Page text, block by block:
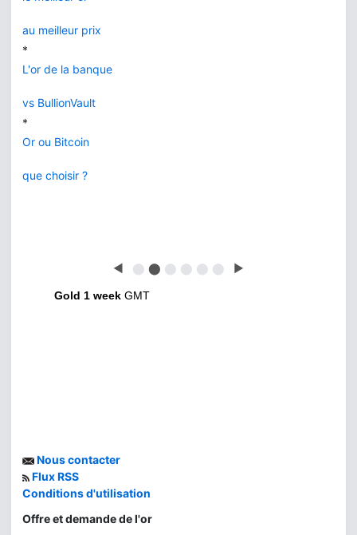
au meilleur prix
*
L'or de la banque
vs BullionVault
*
Or ou Bitcoin
que choisir ?
◀ ⬤ ⬤ ⬤ ⬤ ⬤ ⬤ ▶
Gold 1 week GMT
Nous contacter
Flux RSS
Conditions d'utilisation
Offre et demande de l'or